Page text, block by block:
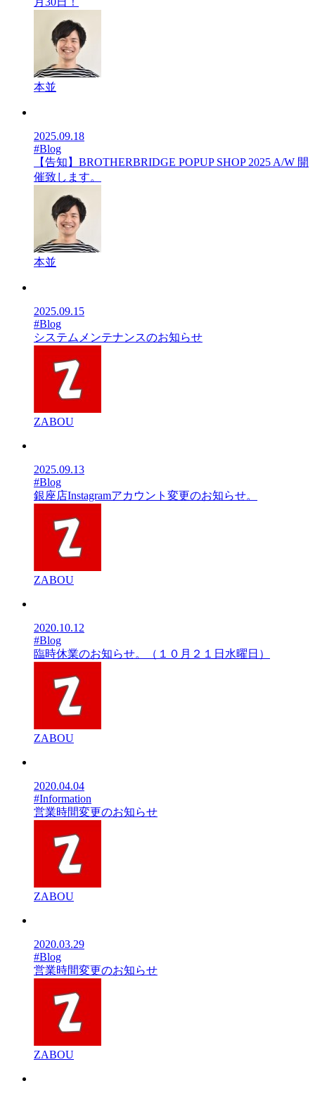
本並
2025.09.18
#Blog
【告知】BROTHERBRIDGE POPUP SHOP 2025 A/W 開
催致します。
本並
2025.09.15
#Blog
システムメンテナンスのお知らせ
ZABOU
2025.09.13
#Blog
銀座店Instagramアカウント変更のお知らせ。
ZABOU
2020.10.12
#Blog
臨時休業のお知らせ。（１０月２１日水曜日）
ZABOU
2020.04.04
#Information
営業時間変更のお知らせ
ZABOU
2020.03.29
#Blog
営業時間変更のお知らせ
ZABOU